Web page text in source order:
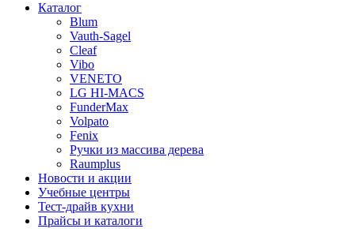
Каталог
Blum
Vauth-Sagel
Cleaf
Vibo
VENETO
LG HI-MACS
FunderMax
Volpato
Fenix
Ручки из массива дерева
Raumplus
Новости и акции
Учебные центры
Тест-драйв кухни
Прайсы и каталоги